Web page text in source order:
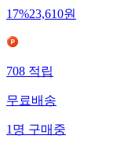
17%23,610원
708적립
무료배송
1명구매중